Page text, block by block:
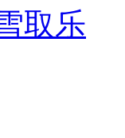
取乐